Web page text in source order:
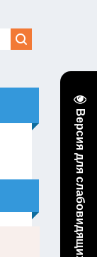
Версия для слабовидящих